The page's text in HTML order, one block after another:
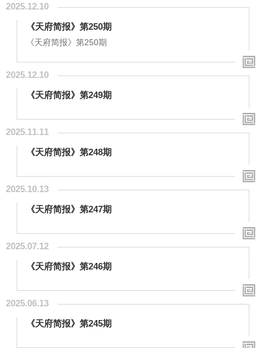
2025.12.10
《天府简报》第250期
《天府简报》第250期
2025.12.10
《天府简报》第249期
2025.11.11
《天府简报》第248期
2025.10.13
《天府简报》第247期
2025.07.12
《天府简报》第246期
2025.06.13
《天府简报》第245期